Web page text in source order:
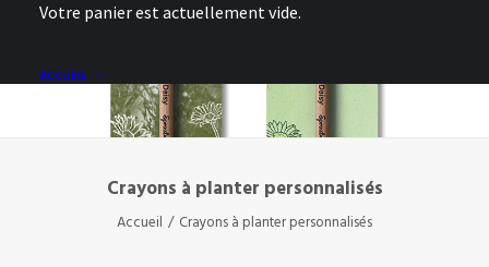
Votre panier est actuellement vide.
ACCUEIL
Crayons à planter personnalisés
Accueil Crayons à planter personnalisés